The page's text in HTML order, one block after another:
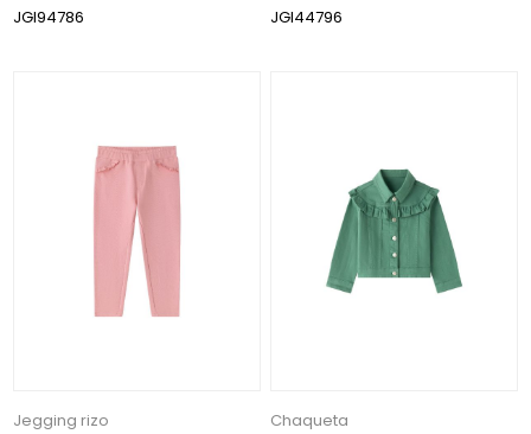
JGI94786
JGI44796
Jegging rizo
Chaqueta